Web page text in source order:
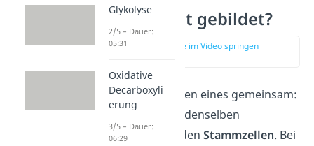
Wo wird Blut gebildet?
zur Stelle im Video springen
Alle Blutzellen haben eines gemeinsam:
Sie entstehen aus denselben
Vorläuferzellen – den Stammzellen. Bei
Glykolyse
2/5 – Dauer:
05:31
Oxidative
Decarboxyli
erung
3/5 – Dauer:
06:29